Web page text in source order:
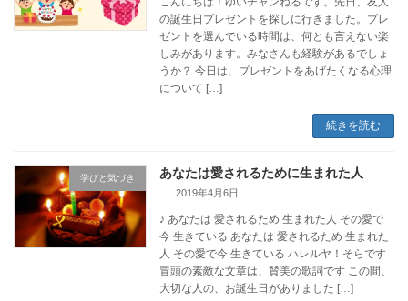
の誕生日プレゼントを探しに行きました。プレ
ゼントを選んでいる時間は、何とも言えない楽
しみがあります。みなさんも経験があるでしょ
うか？ 今日は、プレゼントをあげたくなる心理
について […]
続きを読む
学びと気づき あなたは愛されるために生まれた人
2019年4月6日
♪ あなたは 愛されるため 生まれた人 その愛で
今 生きている あなたは 愛されるため 生まれた
人 その愛で今 生きている ハレルヤ！そらです
冒頭の素敵な文章は、賛美の歌詞です この間、
大切な人の、お誕生日がありました […]